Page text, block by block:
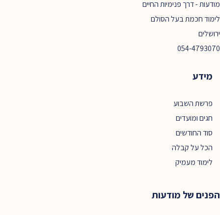
מודעות - דרך פנימיות החיים
לימוד חכמת בעל הסולם
ירושלים
054-4793070
מידע
פרשת השבוע
חגים ומועדים
סוד החודשים
הכל על קבלה
לימוד מעמיק
הפנים של מודעות